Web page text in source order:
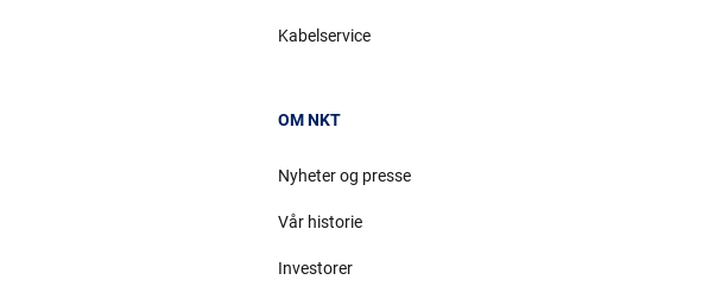
Kabelservice
OM NKT
Nyheter og presse
Vår historie
Investorer